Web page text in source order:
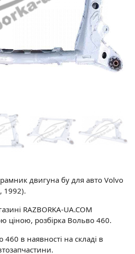
двигуна бу для авто Volvo
1992).
RAZBORKA-UA.COM
ціною, розбірка Вольво 460.
в наявності на складі в